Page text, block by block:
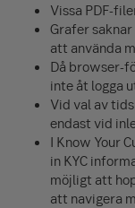
Vissa PDF-
Grafer
att använda
Då browser-
inte åt logga
Vid val av
endast vid
I Know Your
in KYC
möjligt att
att navigera